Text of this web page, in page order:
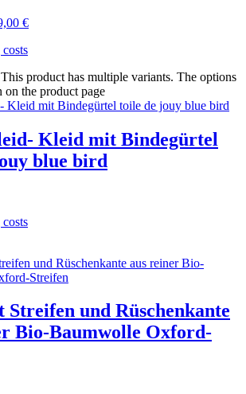
€
This product has multiple variants. The options
on the product page
Kleid mit Bindegürtel
blue bird
Streifen und Rüschenkante
Bio-Baumwolle Oxford-